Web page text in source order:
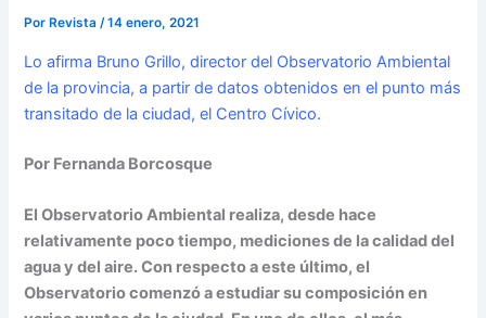
Por Revista/14 enero, 2021
Lo afirma Bruno Grillo, director del Observatorio Ambiental
de la provincia, a partir de datos obtenidos en el punto más
transitado de la ciudad, el Centro Cívico.
Por Fernanda Borcosque
El Observatorio Ambiental realiza, desde hace
relativamente poco tiempo, mediciones de la calidad del
agua y del aire. Con respecto a este último, el
Observatorio comenzó a estudiar su composición en